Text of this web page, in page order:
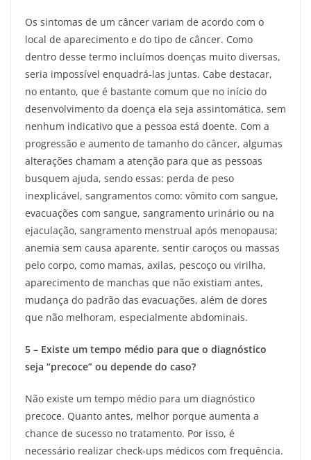
Os sintomas de um câncer variam de acordo com o
local de aparecimento e do tipo de câncer. Como
dentro desse termo incluímos doenças muito diversas,
seria impossível enquadrá-las juntas. Cabe destacar,
no entanto, que é bastante comum que no início do
desenvolvimento da doença ela seja assintomática, sem
nenhum indicativo que a pessoa está doente. Com a
progressão e aumento de tamanho do câncer, algumas
alterações chamam a atenção para que as pessoas
busquem ajuda, sendo essas: perda de peso
inexplicável, sangramentos como: vômito com sangue,
evacuações com sangue, sangramento urinário ou na
ejaculação, sangramento menstrual após menopausa;
anemia sem causa aparente, sentir caroços ou massas
pelo corpo, como mamas, axilas, pescoço ou virilha,
aparecimento de manchas que não existiam antes,
mudança do padrão das evacuações, além de dores
que não melhoram, especialmente abdominais.
5 – Existe um tempo médio para que o diagnóstico
seja “precoce” ou depende do caso?
Não existe um tempo médio para um diagnóstico
precoce. Quanto antes, melhor porque aumenta a
chance de sucesso no tratamento. Por isso, é
necessário realizar check-ups médicos com frequência.